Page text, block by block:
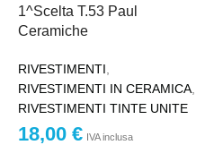
1^Scelta T.53 Paul
Ceramiche
RIVESTIMENTI
RIVESTIMENTI IN CERAMICA
RIVESTIMENTI TINTE UNITE
18,00 € IVA inclusa